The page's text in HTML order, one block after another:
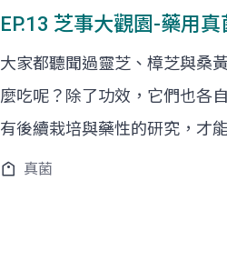
EP.13 芝事大觀園-藥用
大家都聽聞過靈芝、樟芝與桑
麼吃呢？除了功效，它們也各
有後續栽培與藥性的研究，才
真菌